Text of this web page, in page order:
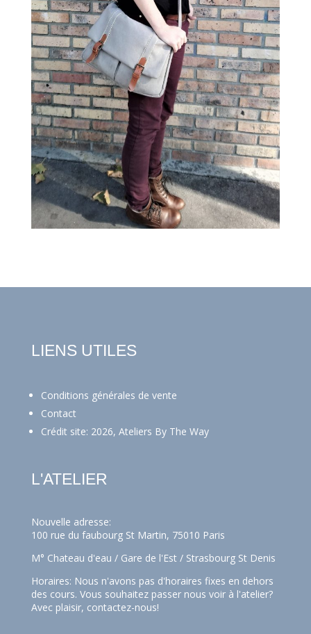
LIENS UTILES
Conditions générales de vente
Contact
Crédit site: 2026, Ateliers By The Way
L'ATELIER
Nouvelle adresse:
100 rue du faubourg St Martin, 75010 Paris
M° Chateau d'eau / Gare de l'Est / Strasbourg St Denis
Horaires: Nous n'avons pas d'horaires fixes en dehors
des cours. Vous souhaitez passer nous voir à l'atelier?
Avec plaisir, contactez-nous!